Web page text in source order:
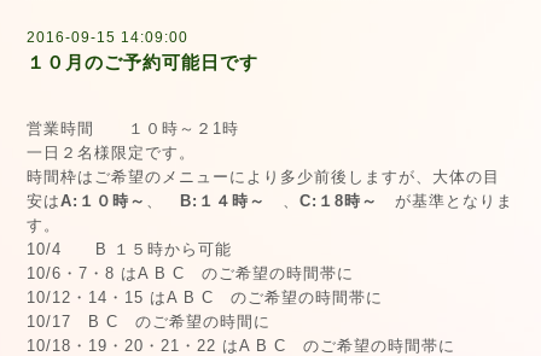
2016-09-15 14:09:00
１０月のご予約可能日です
営業時間 １０時～２1時
一日２名様限定です。
時間枠はご希望のメニューにより多少前後しますが、大体の目
安はA:１０時～ 、 B:１４時～ 、 C:１8時～
が基準となりま
す。
10/4 B １５時から可能
10/6・7・8 はA B C のご希望の時間帯に
10/12・14・15 はA B C のご希望の時間帯に
10/17 B C のご希望の時間に
10/18・19・20・21・22 はA B C のご希望の時間帯に